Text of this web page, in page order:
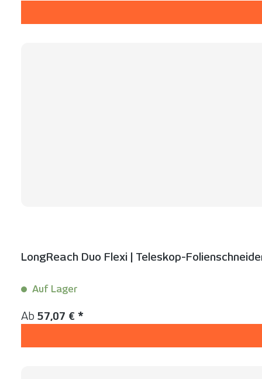
LongReach Duo Flexi | Teleskop-
Auf Lager
Regulärer Preis:
Ab 57,07 € *